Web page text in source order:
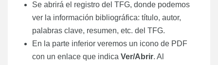
Se abrirá el registro del TFG, donde podemos
ver la información bibliográfica: título, autor,
palabras clave, resumen, etc. del TFG.
En la parte inferior veremos un icono de PDF
con un enlace que indica Ver/Abrir. Al